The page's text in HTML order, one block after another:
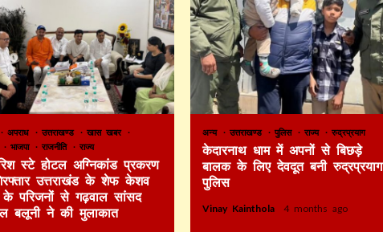
अपराध उत्तराखण्ड
खास खबर
भाजपा राजनीति राज्य
स्टे होटल अग्निकांड प्रकरण
उत्तराखंड के शेफ केशव
के परिजनों से गढ़वाल सांसद
बलूनी ने की मुलाकात
अन्य उत्तराखण्ड पुलिस राज्य रुद्रप्रयाग
केदारनाथ धाम में अपनों से बिछड़े
बालक के लिए देवदूत बनी रुद्रप्रयाग
पुलिस
Vinay Kainthola 4 months ago